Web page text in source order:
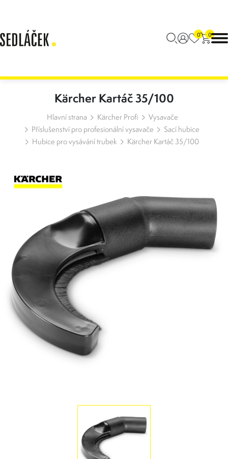
0 0
Kärcher Kartáč 35/100
Hlavní strana Kärcher Profi
Vysavače
Příslušenství pro profesionální vysavače
Sací hubice
Hubice pro vysávání trubek
Kärcher Kartáč 35/100